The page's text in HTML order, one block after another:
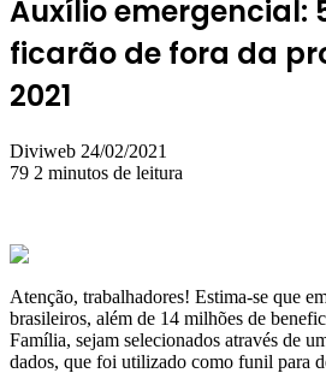
Auxílio emergencial:
ficarão de fora da
2021
Diviweb Mande
um
24/02/2021
79 2 minutos de leitura
Atenção, trabalhadores! Estima-se que
brasileiros, além de 14 milhões de
Família, sejam selecionados através de
dados, que foi utilizado como funil para